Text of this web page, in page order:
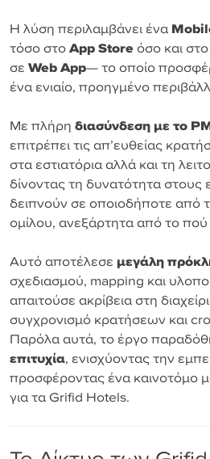
Η λύση περιλαμβάνει ένα
τόσο στοApp Storeόσο και στο
σε Web App— το οποίο
ένα ενιαίο, προηγμένο
Με πλήρη διασύνδεση με το
επιτρέπει τις απ’ευθείας
στα εστιατόρια αλλά και τη
δίνοντας τη δυνατότητα στους
δειπνούν σε οποιοδήποτε από
ομίλου, ανεξάρτητα από το πού
Αυτό αποτέλεσε μεγάλη
σχεδιασμού, mapping και
απαιτούσε ακρίβεια στη
συγχρονισμό κρατήσεων και
Παρόλα αυτά, το έργο
επιτυχία, ενισχύοντας την
προσφέροντας ένα καινοτόμο
για τα Grifid Hotels.